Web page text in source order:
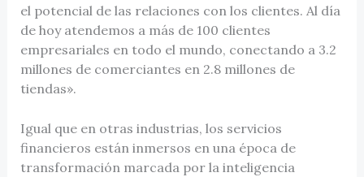
el potencial de las relaciones con los clientes. Al día
de hoy atendemos a más de 100 clientes
empresariales en todo el mundo, conectando a 3.2
millones de comerciantes en 2.8 millones de
tiendas».
Igual que en otras industrias, los servicios
financieros están inmersos en una época de
transformación marcada por la inteligencia